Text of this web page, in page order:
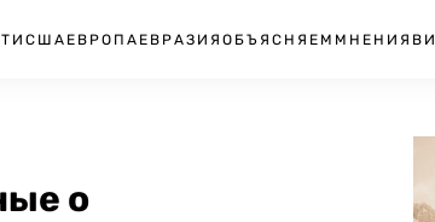
США ЕВРОПА ЕВРАЗИЯ ОБЪЯСНЯЕМ МНЕНИЯ
о